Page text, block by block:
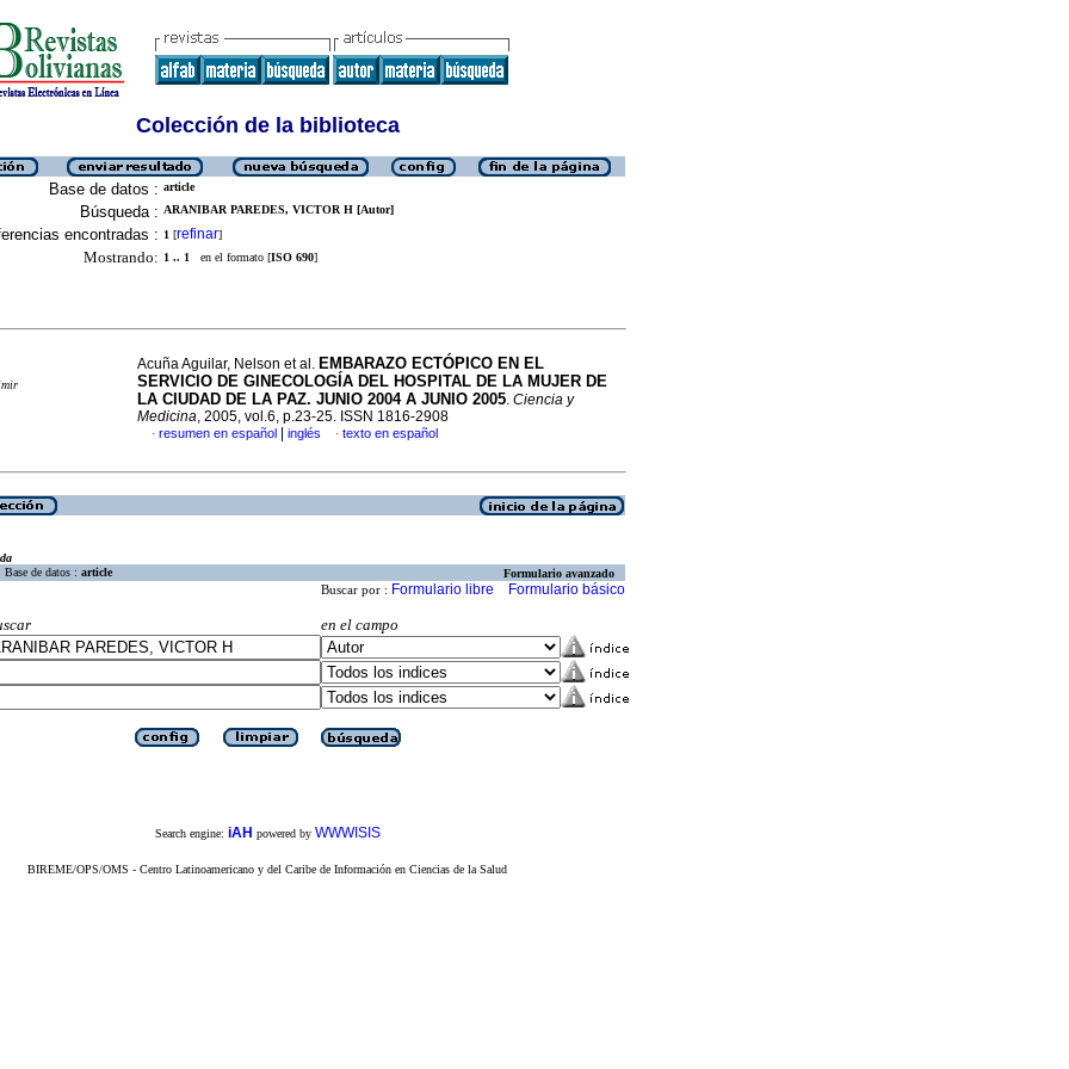
Colección de la biblioteca
Base de datos : article
Búsqueda : ARANIBAR PAREDES, VICTOR H [Autor]
encontradas : 1 [refinar]
Mostrando: 1 .. 1 en el formato [ISO 690]
Acuña Aguilar, Nelson et al. EMBARAZO ECTÓPICO EN EL
SERVICIO DE GINECOLOGÍA DEL HOSPITAL DE LA MUJER DE
LA CIUDAD DE LA PAZ. JUNIO 2004 A JUNIO 2005. Ciencia y
Medicina, 2005, vol.6, p.23-25. ISSN 1816-2908
· resumen en español inglés · texto en español
Base de datos : article Formulario avanzado
Buscar por : Formulario libre Formulario básico
en el campo
Search engine: iAH powered by WWWISIS
BIREME/OPS/OMS - Centro Latinoamericano y del Caribe de Información en Ciencias de la Salud